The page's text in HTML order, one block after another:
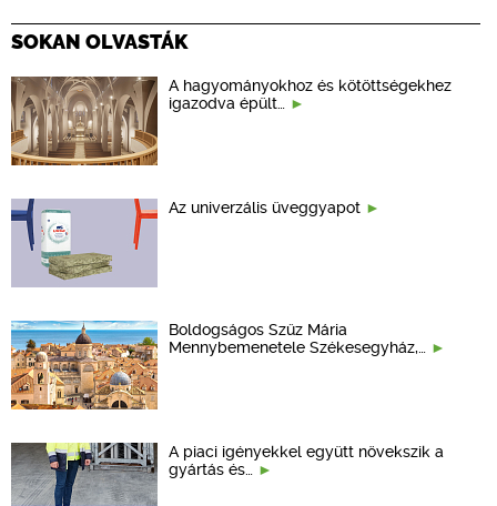
SOKAN OLVASTÁK
A hagyományokhoz és kötöttségekhez
igazodva épült…
Az univerzális üveggyapot
Boldogságos Szűz Mária
Mennybemenetele Székesegyház,…
A piaci igényekkel együtt növekszik a
gyártás és…